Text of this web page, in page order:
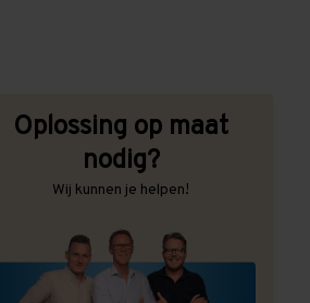
Oplossing op maat
nodig?
Wij kunnen je helpen!